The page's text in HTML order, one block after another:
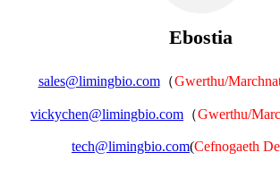
Ebostia
sales@limingbio.com（Gwerthu/
vickychen@limingbio.com （Gwerthu/
tech@limingbio.com(Cefnogaeth